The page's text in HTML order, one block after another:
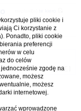
16.05.2024 13:27
- czas zimowy) [ DST
pliki cookie i
Ci korzystanie z
Ponadto, pliki cookie
preferencji
w celu
do celów
zgodę na
możesz
możesz
internetowej.
wprowadzone